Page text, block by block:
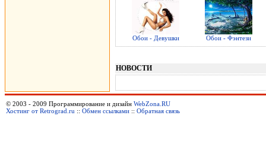
Обои - Девушки Обои - Фэнтези
НОВОСТИ
© 2003 - 2009 Программирование и дизайн WebZona.RU
Хостинг от Retrograd.ru :: Обмен ссылками :: Обратная связь